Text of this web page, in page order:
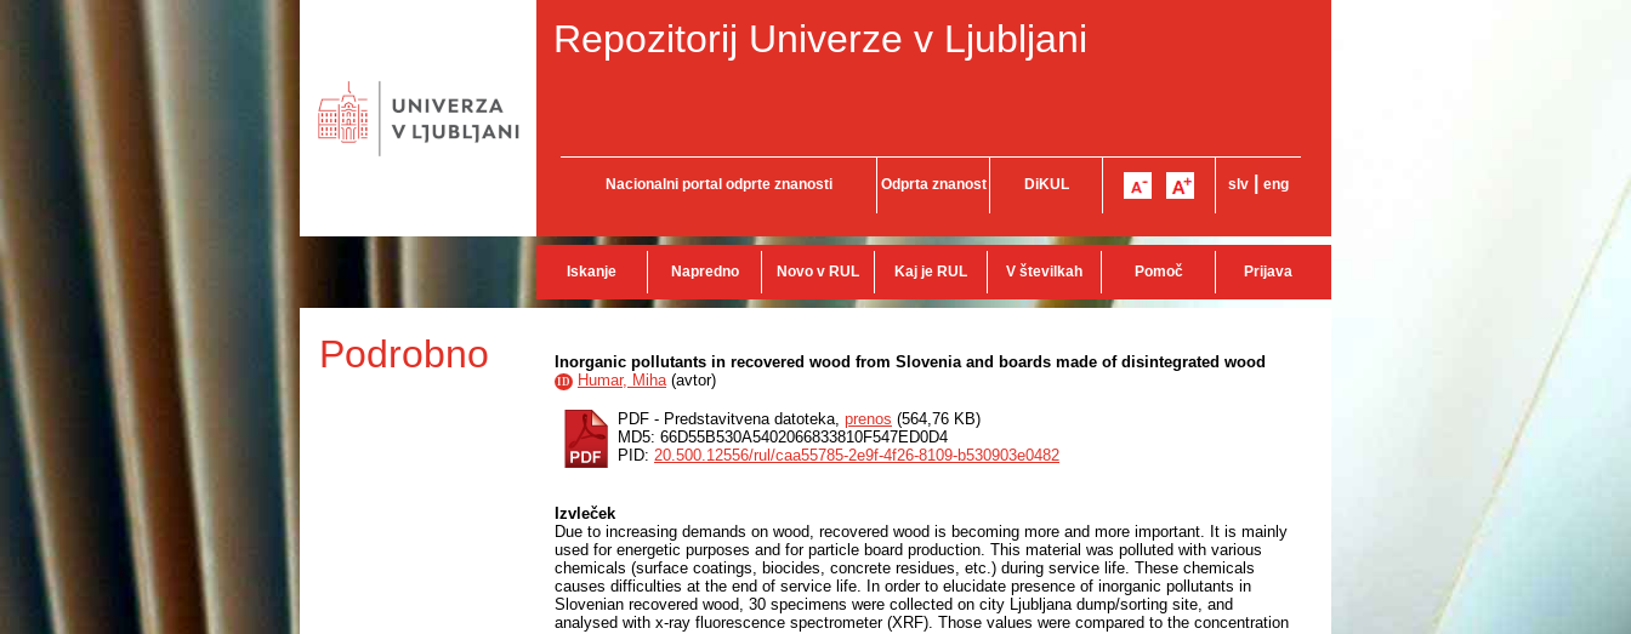
Repozitorij Univerze v Ljubljani
Nacionalni portal odprte znanosti Odprta znanost DiKUL slv eng
Iskanje Napredno Novo v RUL Kaj je RUL V številkah Pomoč Prijava
Podrobno Inorganic pollutants in recovered wood from Slovenia and boards made of disintegrated wood
ID Humar, Miha(avtor)
PDF - Predstavitvena datoteka, prenos (564,76 KB)
MD5: 66D55B530A5402066833810F547ED0D4
PID: 20.500.12556/rul/caa55785-2e9f-4f26-8109-b530903e0482
Izvleček
Due to increasing demands on wood, recovered wood is becoming more and more important. It is mainly
used for energetic purposes and for particle board production. This material was polluted with various
chemicals (surface coatings, biocides, concrete residues, etc.) during service life. These chemicals
causes difficulties at the end of service life. In order to elucidate presence of inorganic pollutants in
Slovenian recovered wood, 30 specimens were collected on city Ljubljana dump/sorting site, and
analysed with x-ray fluorescence spectrometer (XRF). Those values were compared to the concentration